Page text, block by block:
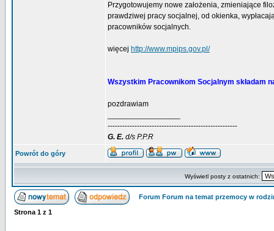
Przygotowujemy nowe założenia, zmieniające
prawdziwej pracy socjalnej, od okienka,
pracowników socjalnych.
więcej http://www.mpips.gov.pl/
Wszystkim Pracownikom Socjalnym składam
pozdrawiam
-----------------------------------------------------
G. E. d/s P.P.R
Powrót do góry
Wyświetl posty z ostatnich:
Forum Forum na temat przemocy w
Strona 1 z 1